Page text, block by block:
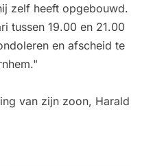
zelf heeft opgebouwd.
tussen 19.00 en 21.00
en afscheid te
van zijn zoon, Harald